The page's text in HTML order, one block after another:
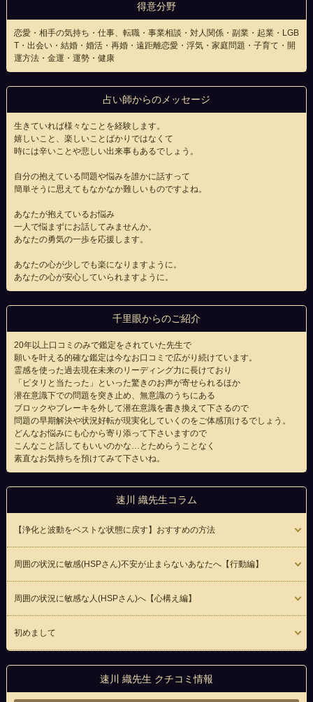
得意分野
恋愛・相手の気持ち・仕事、転職・事業相談・対人関係・副業・起業・LGB
T・出会い・結婚・婚活・再婚・遠距離恋愛・浮気・家庭問題・子育て・開
運方法・金運・運勢・健康
占い師からのメッセージ
生きていれば様々なことを経験します。
嬉しいこと、楽しいことばかりではなくて
時には辛いことや悲しい出来事もあるでしょう。
自分の抱えている問題や悩みを誰かに話すって
簡単そうに思えてもなかなか難しいものですよね。
あなたが抱えているお悩み
一人で悩まずにお話してみませんか。
あなたの勇気の一歩を応援します。
あなたの心が少しでも楽になりますように。
あなたの心が安心していられますように。
千里眼からのご紹介
20年以上口コミのみで鑑定をされていた先生で
願いを叶える的確な鑑定は今なお口コミで広がり続けています。
霊感を使った過去現在未来のリーディング力に長けており
「ピタリと当たった」といった驚きのお声が寄せられるほか
潜在意識下での問題を突き止め、無意識のうちにある
ブロックやブレーキを外して潜在意識を書き換えて下さるので
問題の早期解決や状況好転が現実化していくのをご体感頂けるでしょう。
どんなお悩みにも心から寄り添って下さいますので
こんなこと話してもいいのかな…とためらうことなく
素直なお気持ちを預けてみて下さいね。
速川 織先生コラム
【浄化と波動をベストな状態に戻す】おすすめの方法
周囲の状況に敏感(HSPさん)不安が止まらないあなたへ【行動編】
周囲の状況に敏感な人(HSPさん)へ【心構え編】
初めまして
速川 織先生 クチコミ情報